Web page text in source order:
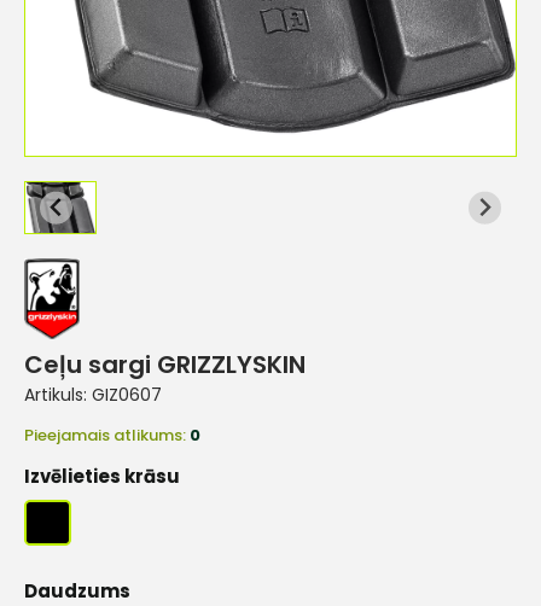
Ceļu sargi GRIZZLYSKIN
Artikuls: GIZ0607
Pieejamais atlikums: 0
Izvēlieties krāsu
Daudzums